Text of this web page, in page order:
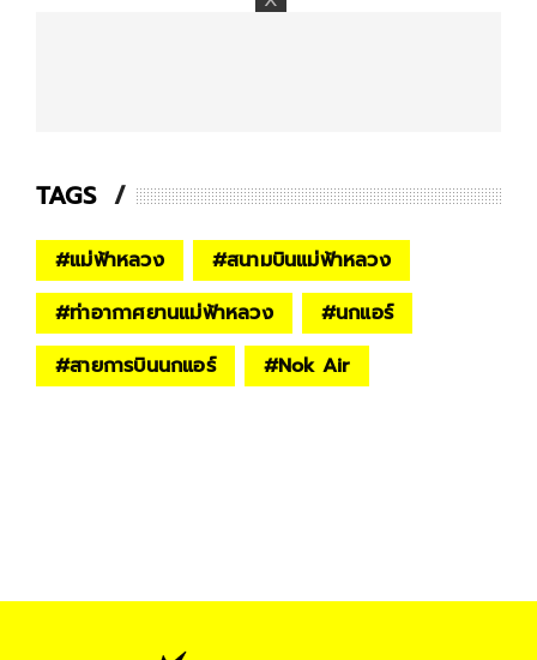
TAGS
#แม่ฟ้าหลวง #สนามบินแม่ฟ้าหลวง
#ท่าอากาศยานแม่ฟ้าหลวง #นกแอร์
#สายการบินนกแอร์ #Nok Air